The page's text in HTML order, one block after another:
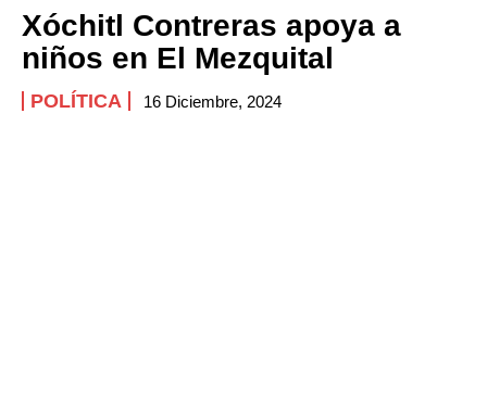
Xóchitl Contreras apoya a
niños en El Mezquital
POLÍTICA 16 Diciembre, 2024